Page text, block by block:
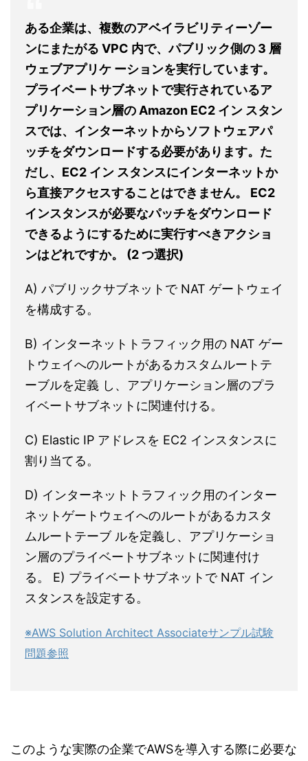
ある企業は、複数のアベイラビリティーゾー
ンにまたがる VPC 内で、パブリック側の 3 層
ウェブアプリケ ーションを実行しています。
プライベートサブネットで実行されているア
プリケーション層の Amazon EC2 イン スタン
スでは、インターネットからソフトウェアパ
ッチをダウンロードする必要があります。た
だし、EC2 イン スタンスにインターネットか
ら直接アクセスすることはできません。 EC2
インスタンスが必要なパッチをダウンロード
できるようにするために実行すべきアクショ
ンはどれですか。 (2 つ選択)
A) パブリックサブネットで NAT ゲートウェイ
を構成する。
B) インターネットトラフィック用の NAT ゲー
トウェイへのルートがあるカスタムルートテ
ーブルを定義 し、アプリケーション層のプラ
イベートサブネットに関連付ける。
C) Elastic IP アドレスを EC2 インスタンスに
割り当てる。
D) インターネットトラフィック用のインター
ネットゲートウェイへのルートがあるカスタ
ムルートテーブ ルを定義し、アプリケーショ
ン層のプライベートサブネットに関連付け
る。 E) プライベートサブネットで NAT イン
スタンスを設定する。
※AWS Solution Architect Associateサンプル試験
問題参照
このような実際の企業でAWSを導入する際に必要な